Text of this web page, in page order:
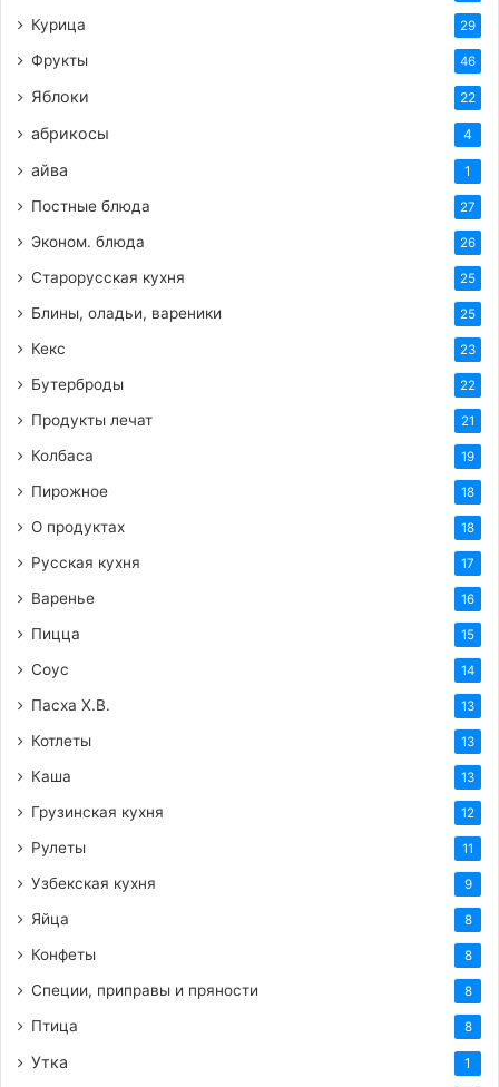
Курица 29
Фрукты 46
Яблоки 22
абрикосы 4
айва 1
Постные блюда 27
Эконом. блюда 26
Старорусская кухня 25
Блины, оладьи, вареники 25
Кекс 23
Бутерброды 22
Продукты лечат 21
Колбаса 19
Пирожное 18
О продуктах 18
Русская кухня 17
Варенье 16
Пицца 15
Соус 14
Пасха Х.В. 13
Котлеты 13
Каша 13
Грузинская кухня 12
Рулеты 11
Узбекская кухня 9
Яйца 8
Конфеты 8
Специи, приправы и пряности 8
Птица 8
Утка 1